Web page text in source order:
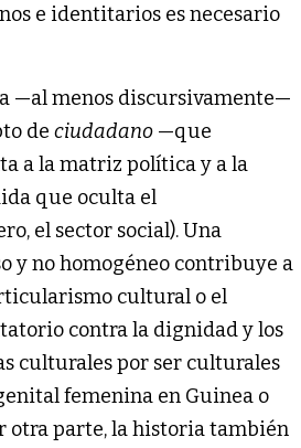
e identitarios es necesario
—al menos discursivamente—
de ciudadano —que
a la matriz política y a la
que oculta el
el sector social). Una
y no homogéneo contribuye a
cultural o el
contra la dignidad y los
culturales por ser culturales
femenina en Guinea o
otra parte, la historia también